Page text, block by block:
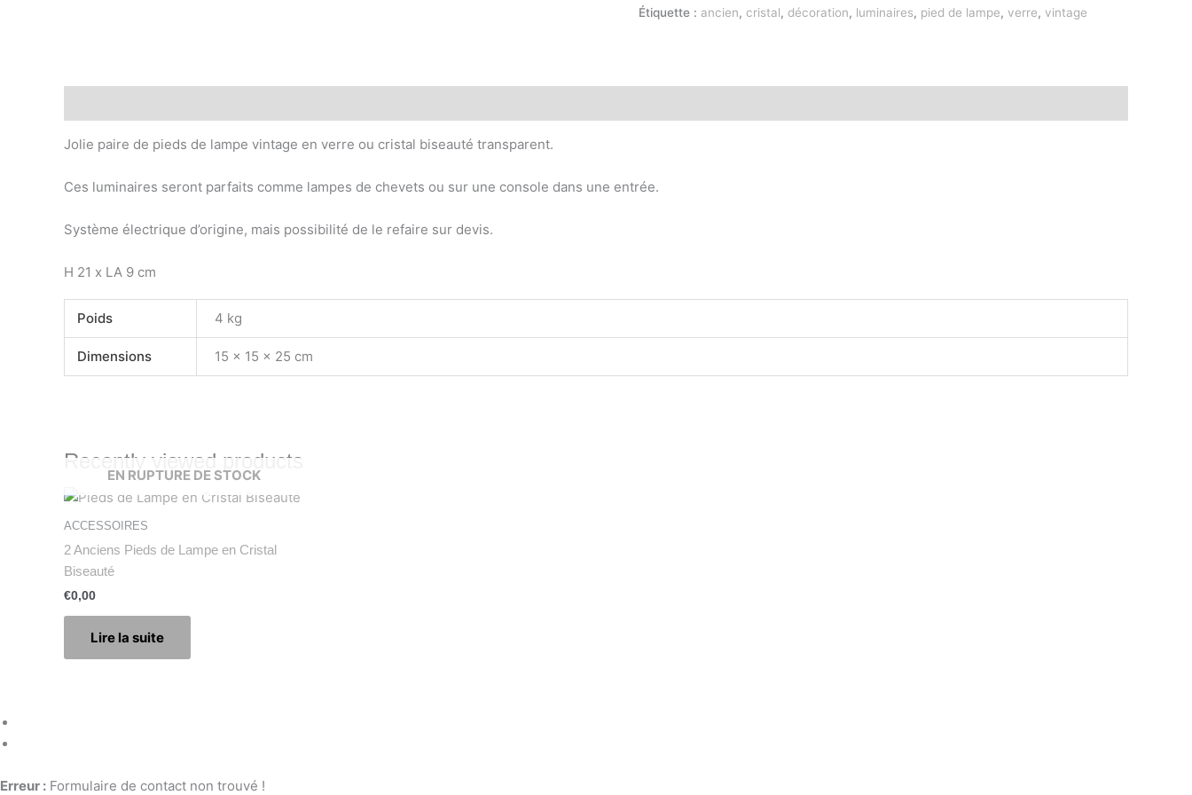
Étiquette : ancien, cristal, décoration, luminaires, pied de lampe, verre, vintage
Jolie paire de pieds de lampe vintage en verre ou cristal biseauté transparent.
Ces luminaires seront parfaits comme lampes de chevets ou sur une console dans une entrée.
Système électrique d’origine, mais possibilité de le refaire sur devis.
H 21 x LA 9 cm
Poids 4 kg
Dimensions 15 × 15 × 25 cm
Recently viewed products
EN RUPTURE DE STOCK
ACCESSOIRES
2 Anciens Pieds de Lampe en Cristal
Biseauté
€0,00
Lire la suite
Erreur : Formulaire de contact non trouvé !